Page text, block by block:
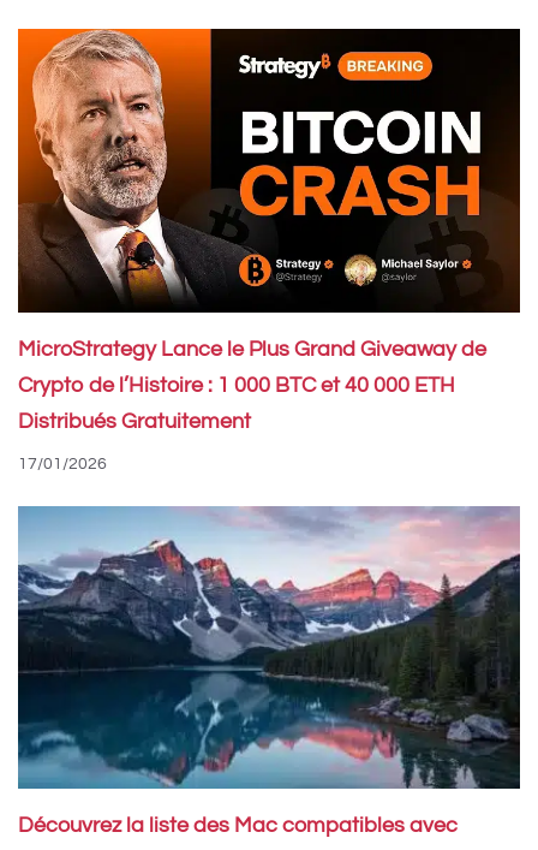
MicroStrategy Lance le Plus Grand Giveaway de
Crypto de l’Histoire : 1 000 BTC et 40 000 ETH
Distribués Gratuitement
17/01/2026
Découvrez la liste des Mac compatibles avec